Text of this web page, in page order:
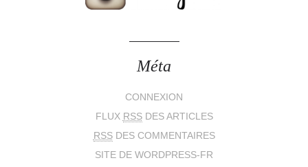
Méta
CONNEXION
FLUX RSSDES ARTICLES
RSSDES COMMENTAIRES
SITE DE WORDPRESS-FR